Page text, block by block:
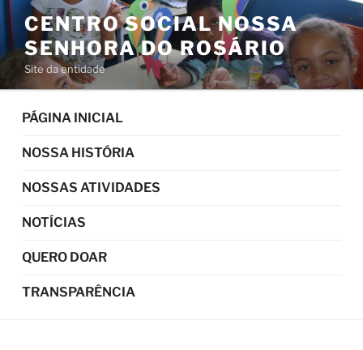
Pular
para
conteúdo
CENTRO SOCIAL NOSSA
SENHORA DO ROSÁRIO
Site da entidade
PÁGINA INICIAL
NOSSA HISTÓRIA
NOSSAS ATIVIDADES
NOTÍCIAS
QUERO DOAR
TRANSPARÊNCIA